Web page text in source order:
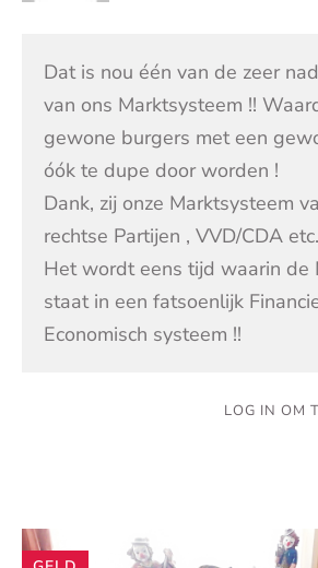
Dat is nou één van de zeer
van ons Marktsysteem !!
gewone burgers met een
óók te dupe door worden !
Dank, zij onze Marktsysteem
rechtse Partijen , VVD/CDA etc.
Het wordt eens tijd waarin de
staat in een fatsoenlijk
Economisch systeem !!
LOG IN OM
Andere